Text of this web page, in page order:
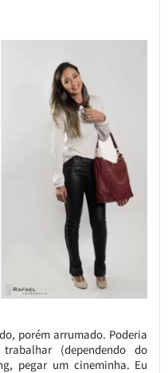
porém arrumado. Poderia
(dependendo do
pegar um cineminha. Eu